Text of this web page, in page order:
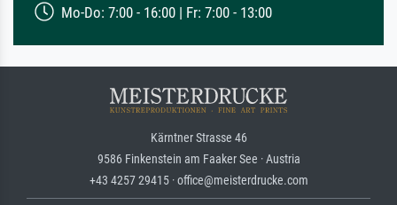
Mo-Do: 7:00 - 16:00 | Fr: 7:00 - 13:00
Kärntner Strasse 46
9586 Finkenstein am Faaker See · Austria
+43 4257 29415 · office@meisterdrucke.com